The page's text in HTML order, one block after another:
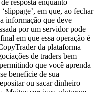
resposta enquanto
em que, ao fechar
informação que deve
por um servidor pode
em que essa operação é
da plataforma
de traders bem
que você aprenda
beneficie de sua
ou sacar dinheiro